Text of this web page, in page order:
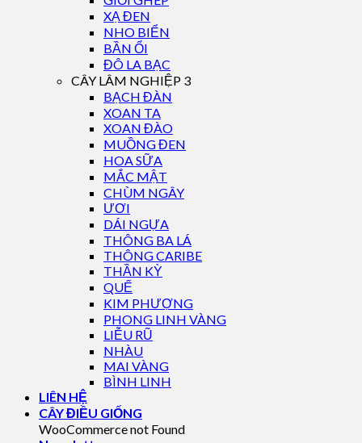
XẠ ĐEN
NHO BIỂN
BẦN ỔI
ĐÔ LA BẠC
CÂY LÂM NGHIỆP 3
BẠCH ĐÀN
XOAN TA
XOAN ĐÀO
MUỒNG ĐEN
HOA SỮA
MẮC MẬT
CHÙM NGÂY
ƯƠI
DÁI NGỰA
THÔNG BA LÁ
THÔNG CARIBE
THẦN KỲ
QUẾ
KIM PHƯỢNG
PHONG LINH VÀNG
LIỄU RŨ
NHÀU
MAI VÀNG
BÌNH LINH
LIÊN HỆ
CÂY ĐIỀU GIỐNG
WooCommerce not Found